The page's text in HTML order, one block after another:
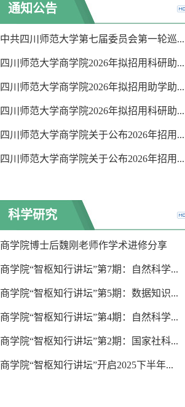
通知公告
中共四川师范大学第七届委员会第一轮巡...
四川师范大学商学院2026年拟招用科研助...
四川师范大学商学院2026年拟招用助学助...
四川师范大学商学院2026年拟招用科研助...
四川师范大学商学院关于公布2026年招用...
四川师范大学商学院关于公布2026年招用...
科学研究
商学院博士后魏刚老师作学术进修分享
商学院“智枢知行讲坛”第7期：自然科学...
商学院“智枢知行讲坛”第5期：数据知识...
商学院“智枢知行讲坛”第4期：自然科学...
商学院“智枢知行讲坛”第2期：国家社科...
商学院“智枢知行讲坛”开启2025下半年...